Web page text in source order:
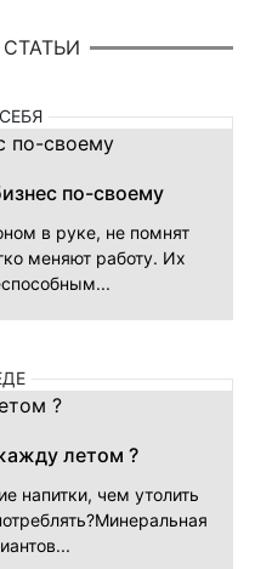
по-своему
в руке, не помнят
меняют работу. Их
летом ?
напитки, чем утолить